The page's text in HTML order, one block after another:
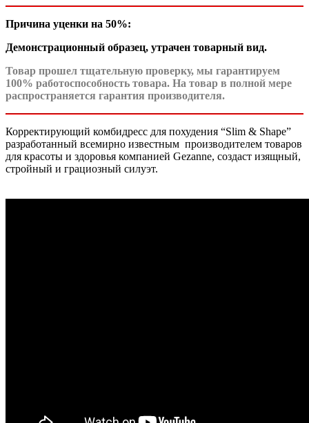
Причина уценки на 50%:
Демонстрационный образец, утрачен товарный вид.
Товар прошел тщательную проверку, мы гарантируем
100% работоспособность товара. На товар в полной мере
распространяется гарантия производителя.
Корректирующий комбидресс для похудения “Slim & Shape”
разработанный всемирно известным производителем товаров
для красоты и здоровья компанией Gezanne, создаст изящный,
стройный и грациозный силуэт.